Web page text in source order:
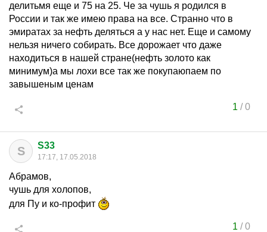
делитьмя еще и 75 на 25. Че за чушь я родился в
России и так же имею права на все. Странно что в
эмиратах за нефть деляться а у нас нет. Еще и самому
нельзя ничего собирать. Все дорожает что даже
находиться в нашей стране(нефть золото как
минимум)а мы лохи все так же покупаюпаем по
завышеным ценам
1 /0
S S33
17:17, 17.05.2018
Абрамов,
чушь для холопов,
для Пу и ко-профит
1 /0